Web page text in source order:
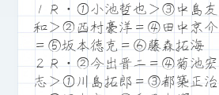
１Ｒ・①小池哲也＞③中島友
和＞②西村豪洋＝④田中京介
＝⑤坂本徳克＝⑥藤森拓海
２Ｒ・②今出晋二＝④菊池宏
志＞①川島拓郎＝③都築正治